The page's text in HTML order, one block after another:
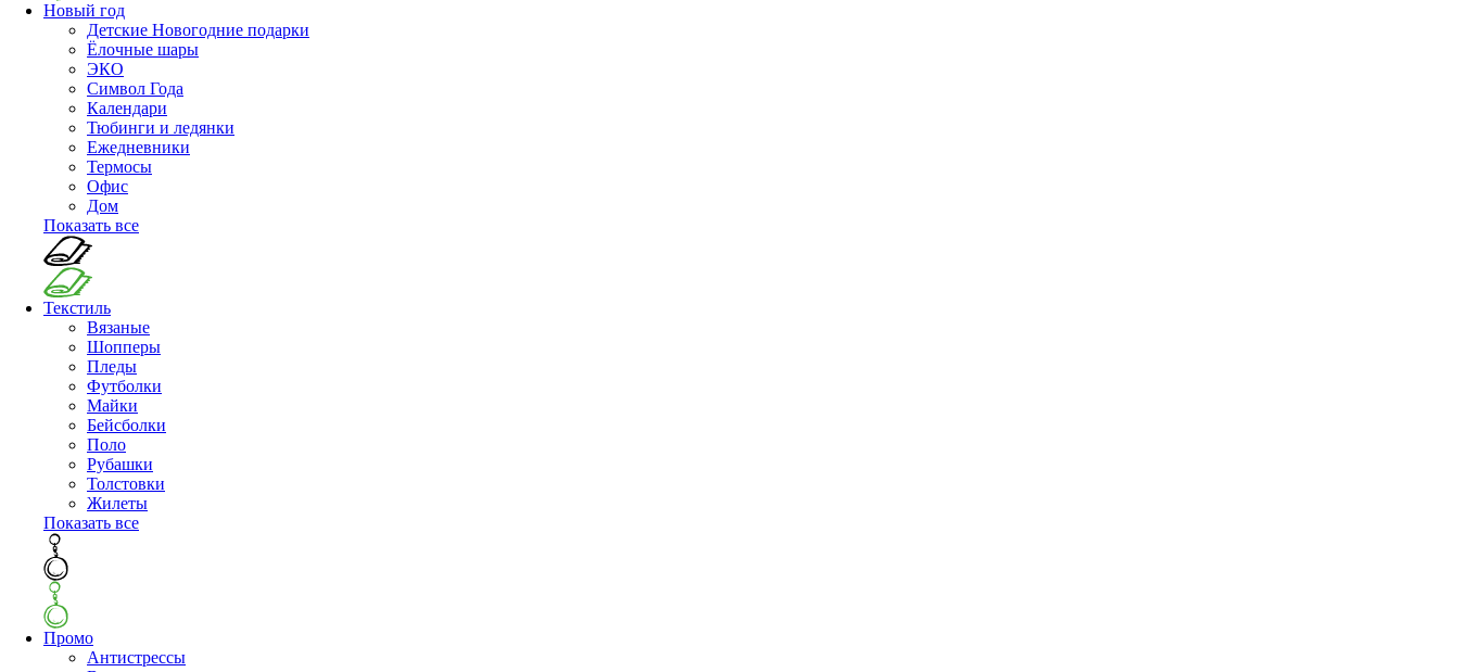
Новый год
Детские Новогодние подарки
Ёлочные шары
ЭКО
Символ Года
Календари
Тюбинги и ледянки
Ежедневники
Термосы
Офис
Дом
Показать все
Текстиль
Вязаные
Шопперы
Пледы
Футболки
Майки
Бейсболки
Поло
Рубашки
Толстовки
Жилеты
Показать все
Промо
Антистрессы